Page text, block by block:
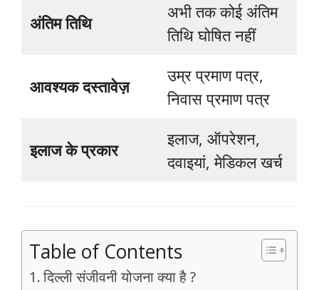
अंतिम तिथि
अभी तक कोई अंतिम
तिथि घोषित नहीं
आवश्यक दस्तावेज़
उम्र प्रमाण पत्र,
निवास प्रमाण पत्र
इलाज के प्रकार
इलाज, ऑपरेशन,
दवाइयां, मेडिकल खर्च
Table of Contents
दिल्ली संजीवनी योजना क्या है ?